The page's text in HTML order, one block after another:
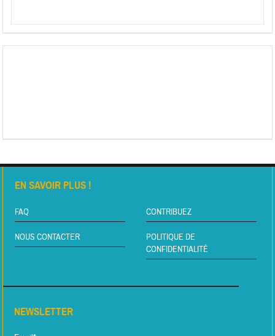
EN SAVOIR PLUS !
FAQ CONTRIBUEZ
NOUS CONTACTER
POLITIQUE DE
CONFIDENTIALITÉ
NEWSLETTER